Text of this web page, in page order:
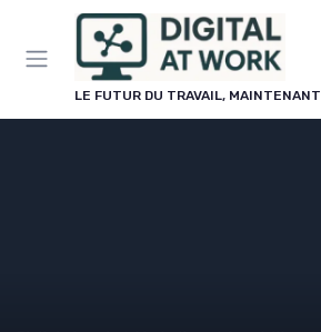
LE FUTUR DU TRAVAIL, MAINTENANT
Panneau de gestion des cookies